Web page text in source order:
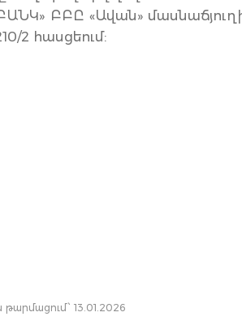
ԲԲԸ «Ավան» մասնաճյուղի
2 հասցեում:
թարմացում՝ 13.01.2026